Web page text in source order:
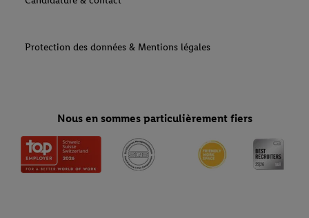
Protection des données & Mentions légales
Nous en sommes particulièrement fiers